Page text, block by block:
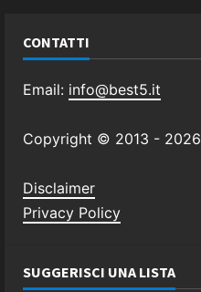
CONTATTI
Email: info@best5.it
Copyright © 2013 - 2026
Disclaimer
Privacy Policy
SUGGERISCI UNA LISTA